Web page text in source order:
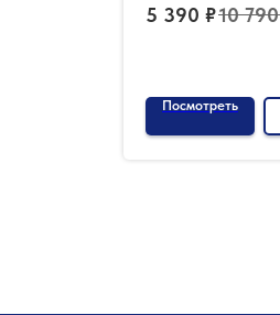
5 390 ₽10 790
Посмотреть